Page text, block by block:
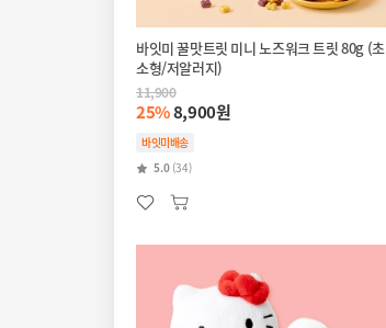
바잇미 꿀맛트릿 미니 노즈워크 트릿 80g (초
소형/저알러지)
11,900
25%8,900원
바잇미배송
5.0 (34)